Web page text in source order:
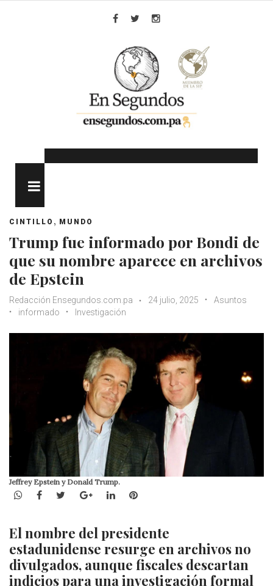
CINTILLO , MUNDO
Trump fue informado por Bondi de
que su nombre aparece en archivos
de Epstein
Redacción Ensegundos.com.pa 24 julio, 2025
Asuntos
informado
Investigación
Jeffrey Epstein y Donald Trump.
WhatsApp
Facebook
TwitterGoogle+LinkedInPinterest
El nombre del presidente
estadunidense resurge en archivos no
divulgados, aunque fiscales descartan
indicios para una investigación formal